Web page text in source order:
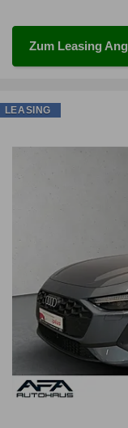
Zum Leasing
LEASING